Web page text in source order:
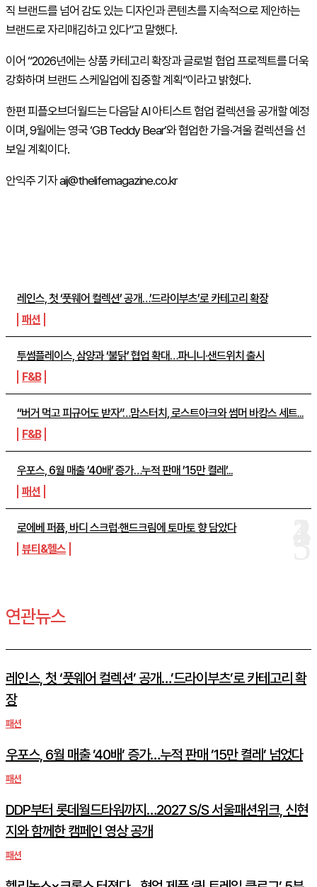
레인스, 첫 ‘풋웨어 컬렉션’ 공개…’드라이부츠’로 카테고리 확장
패션
투썸플레이스, 삼양과 ‘불닭’ 협업 확대…파니니·샌드위치 출시
F&B
“버거 먹고 피규어도 받자”…맘스터치, 로스트아크와 썸머 바캉스 세트...
F&B
우포스, 6월 매출 ’40배’ 증가…누적 판매 ’15만 켤레’...
패션
로에베 퍼퓸, 바디 스크럽·핸드크림에 토마토 향 담았다
뷰티&헬스
연관뉴스
레인스, 첫 ‘풋웨어 컬렉션’ 공개…’드라이부츠’로 카테고리 확
장
패션
우포스, 6월 매출 ’40배’ 증가…누적 판매 ’15만 켤레’ 넘었다
패션
DDP부터 롯데월드타워까지…2027 S/S 서울패션위크, 신현
지와 함께한 캠페인 영상 공개
패션
직 브랜드를 넘어 감도 있는 디자인과 콘텐츠를 지속적으로 제안하는
브랜드로 자리매김하고 있다”고 말했다.
이어 “2026년에는 상품 카테고리 확장과 글로벌 협업 프로젝트를 더욱
강화하며 브랜드 스케일업에 집중할 계획”이라고 밝혔다.
한편 피플오브더월드는 다음달 AI 아티스트 협업 컬렉션을 공개할 예정
이며, 9월에는 영국 ‘GB Teddy Bear’와 협업한 가을·겨울 컬렉션을 선
보일 계획이다.
안익주 기자 aij@thelifemagazine.co.kr